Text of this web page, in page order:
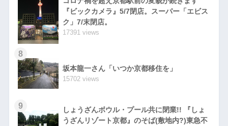
『ビックカメラ』5/7閉店。スーパー「エビス
ク」7/末閉店。
17391 views
8
坂本龍一さん「いつか京都移住を」
15702 views
9
しょうざんボウル・プール共に閉業!! 『しょ
うざんリゾート京都』のそば(敷地内?)東急不